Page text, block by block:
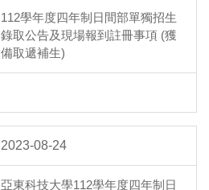
112學年度四年制日間部單獨招生
錄取公告及現場報到註冊事項 (獲
備取遞補生)
2023-08-24
亞東科技大學112學年度四年制日